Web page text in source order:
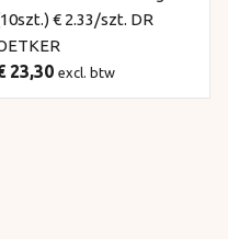
€ 2.33/szt. DR
23,30 excl. btw